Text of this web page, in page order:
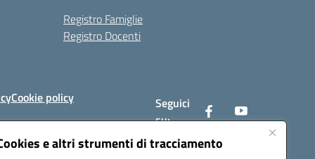
e altri strumenti di tracciamento
Registro Famiglie
Registro Docenti
Cookie policy
Seguici
su: